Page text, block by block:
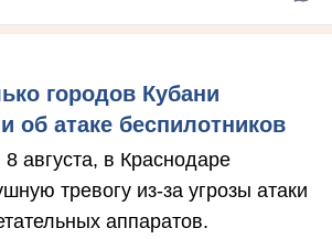
городов Кубани
об атаке беспилотников
августа, в Краснодаре
тревогу из-за угрозы атаки
аппаратов.